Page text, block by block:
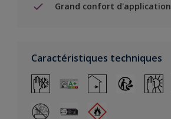
Grand confort d'application
Caractéristiques techniques